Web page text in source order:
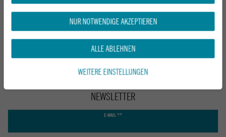
GEPRÜFTE SICHERHEIT
NEWSLETTER
E-MAIL **
NUR NOTWENDIGE AKZEPTIEREN
ALLE ABLEHNEN
WEITERE EINSTELLUNGEN